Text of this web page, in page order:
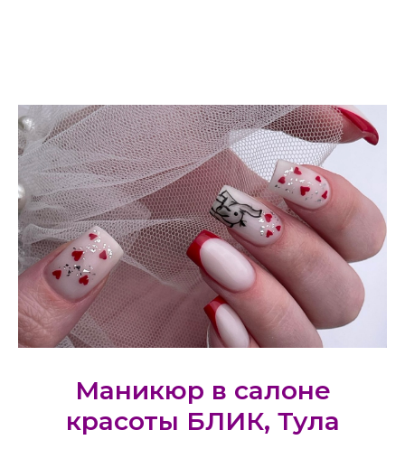
Маникюр в салоне
красоты БЛИК, Тула